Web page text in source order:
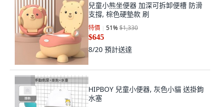
兒童小熊坐便器 加深可拆卸便槽 防滑
支撐, 棕色硬墊款 刷
特價 51%$1,330
$645
8/20 預計送達
HIPBOY 兒童小便器, 灰色小貓 送掛鉤
水塞